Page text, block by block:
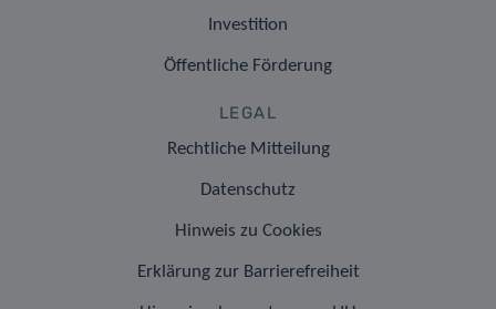
Investition
Öffentliche Förderung
LEGAL
Rechtliche Mitteilung
Datenschutz
Hinweis zu Cookies
Erklärung zur Barrierefreiheit